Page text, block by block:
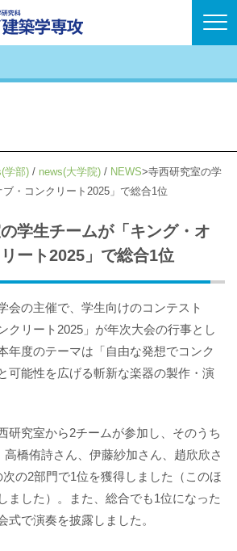
学部) / news(大学院) / NEWS 寺西研究室の学
・コンクリート2025」で総合1位
学生チームが「キング・オ
ート2025」で総合1位
会の主催で、学生向けのコンテスト
クリート2025」が年次大会の行事とし
年度のテーマは「自由な発想でコンク
可能性を広げる斬新な楽器の製作・演
研究室から2チームが参加し、そのうち
橋侑詩さん、伊藤紗加さん、趙欣欣さ
の2部門で1位を獲得しました（このほ
ました）。また、総合でも1位になった
式で演奏を披露しました。